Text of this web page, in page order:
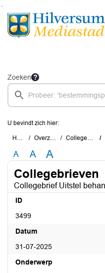
Ga naar de inhoud van deze pagina
Ga naar het zoeken
Zoeken
U bevindt zich hier:
Home Overzichten Collegebrieven
A A A
Collegebrieven
Collegebrief Uitstel
ID
3499
Datum
31-07-2025
Onderwerp